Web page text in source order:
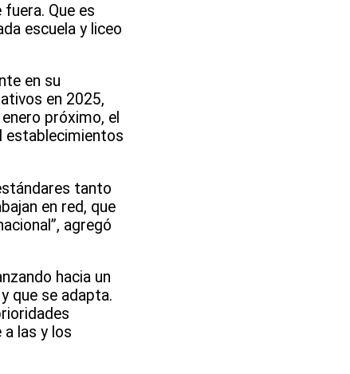
Que es
escuela y liceo
en su
en 2025,
próximo, el
establecimientos
tanto
en red, que
agregó
hacia un
que se adapta.
las y los